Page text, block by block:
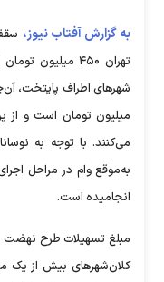
به گزارش آفتاب نیوز،
تهران ۴۵۰
می‌کنند. با توجه به
به‌موقع وام در مراحل
انجامیده است.